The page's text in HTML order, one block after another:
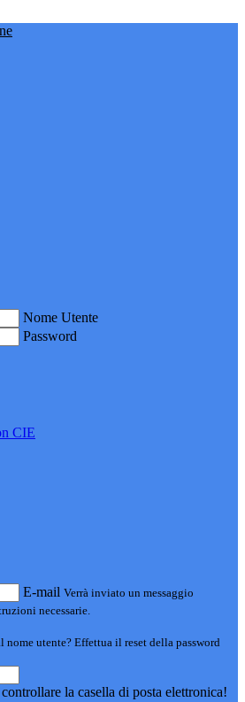
Nome Utente
Password
CIE
E-mail Verrà inviato un messaggio
necessarie.
nome utente? Effettua il reset della password
la casella di posta elettronica!